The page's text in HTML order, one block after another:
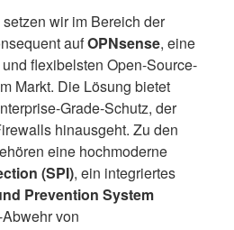
setzen wir im Bereich der
aufOPNsense, eine
flexibelsten Open-Source-
Markt. Die Lösung bietet
Grade-Schutz, der
hinausgeht. Zu den
eine hochmoderne
(SPI), ein integriertes
Prevention System
von